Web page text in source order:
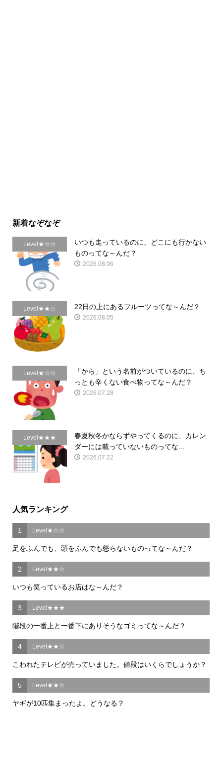
新着なぞなぞ
Level★☆☆
いつも走っているのに、どこにも行かない
ものってな～んだ？
2026.08.06
Level★★☆ 22日の上にあるフルーツってな～んだ？
2026.08.05
Level★☆☆
「から」という名前がついているのに、ち
っとも辛くない食べ物ってな～んだ？
2026.07.28
Level★★★
春夏秋冬かならずやってくるのに、カレン
ダーには載っていないものってな...
2026.07.22
人気ランキング
1 Level★☆☆
足をふんでも、頭をふんでも怒らないものってな～んだ？
2 Level★★☆
いつも笑っているお店はな～んだ？
3 Level★★★
階段の一番上と一番下にありそうなゴミってな～んだ？
4 Level★★☆
こわれたテレビが売っていました。値段はいくらでしょうか？
5 Level★★☆
ヤギが10匹集まったよ。どうなる？